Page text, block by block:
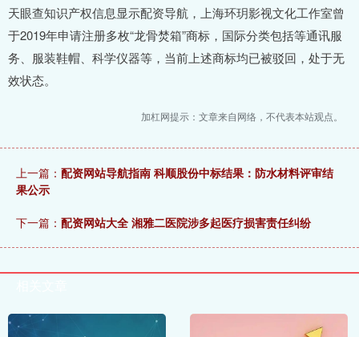
天眼查知识产权信息显示配资导航，上海环玥影视文化工作室曾
于2019年申请注册多枚“龙骨焚箱”商标，国际分类包括等通讯服
务、服装鞋帽、科学仪器等，当前上述商标均已被驳回，处于无
效状态。
加杠网提示：文章来自网络，不代表本站观点。
上一篇： 配资网站导航指南 科顺股份中标结果：防水材料评审结
果公示
下一篇： 配资网站大全 湘雅二医院涉多起医疗损害责任纠纷